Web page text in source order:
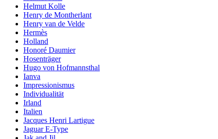
Helmut Kolle
Henry de Montherlant
Henry van de Velde
Hermès
Holland
Honoré Daumier
Hosenträger
Hugo von Hofmannsthal
Ianva
Impressionismus
Individualität
Irland
Italien
Jacques Henri Lartigue
Jaguar E-Type